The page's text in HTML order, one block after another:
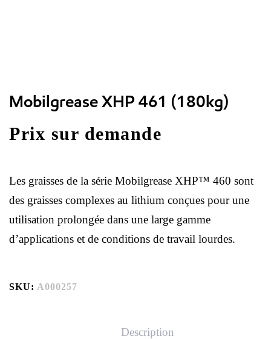
Mobilgrease XHP 461 (180kg)
Prix sur demande
Les graisses de la série Mobilgrease XHP™ 460 sont
des graisses complexes au lithium conçues pour une
utilisation prolongée dans une large gamme
d’applications et de conditions de travail lourdes.
SKU: A000257
Description